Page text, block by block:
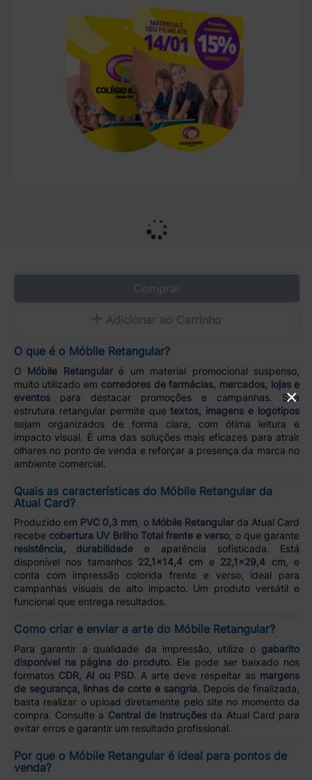
Comprar
Adicionar ao Carrinho
O que é o Móbile Retangular?
O Móbile Retangularé um material promocional suspenso,
muito utilizado em corredores de farmácias, mercados, lojas e
eventospara destacar promoções e campanhas. Sua
estrutura retangular permite quetextos, imagens e logotipos
sejam organizados de forma clara, com ótima leitura e
impacto visual. É uma das soluções mais eficazes para atrair
olhares no ponto de venda e reforçar a presença da marca no
ambiente comercial.
Quais as características do Móbile Retangular da
Atual Card?
Produzido em PVC 0,3 mm, o Móbile Retangularda Atual Card
recebe cobertura UV Brilho Total frente e verso, o que garante
resistência, durabilidade e aparência sofisticada. Está
disponível nos tamanhos 22,1x14,4 cm e 22,1x29,4 cm, e
conta com impressão colorida frente e verso, ideal para
campanhas visuais de alto impacto. Um produto versátil e
funcional que entrega resultados.
Como criar e enviar a arte do Móbile Retangular?
Para garantir a qualidade da impressão, utilize o gabarito
disponível na página do produto. Ele pode ser baixado nos
formatos CDR, AI ou PSD. A arte deve respeitar as margens
de segurança, linhas de corte e sangria. Depois de finalizada,
basta realizar o upload diretamente pelo site no momento da
compra. Consulte a Central de Instruções da Atual Card para
evitar erros e garantir um resultado profissional.
Por que o Móbile Retangular é ideal para pontos de
venda?
×